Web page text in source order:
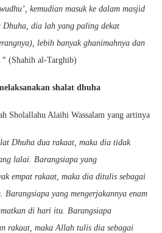
kemudian masuk ke dalam masjid
Dhuha, dia lah yang paling dekat
lebih banyak ghanimahnya dan
(Shahih al-Targhib)
shalat dhuha
Sholallahu Alaihi Wassalam yang artinya
Dhuha dua rakaat, maka dia tidak
lalai. Barangsiapa yang
empat rakaat, maka dia ditulis sebagai
yang mengerjakannya enam
di hari itu. Barangsiapa
rakaat, maka Allah tulis dia sebagai